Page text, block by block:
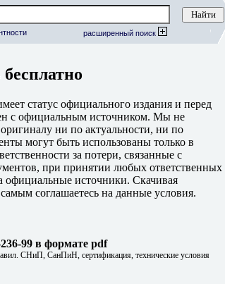
расширенный поиск
статус официального издания и перед
с официальным источником. Мы не
ни по актуальности, ни по
могут быть использованы только в
за потери, связанные с
при принятии любых ответственных
официальные источники. Скачивая
соглашаетесь на данные условия.
99 в формате pdf
СНиП, СанПиН, сертификация, технические условия